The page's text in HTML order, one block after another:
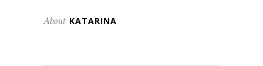
About KATARINA